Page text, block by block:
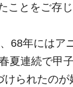
とをご存じ
68年にはア
夏連続で甲
けられたの